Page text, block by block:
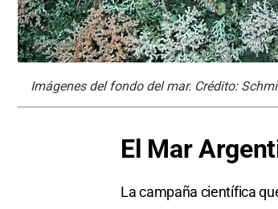
Imágenes del fondo del mar. Crédito:
El Mar
La campaña científica